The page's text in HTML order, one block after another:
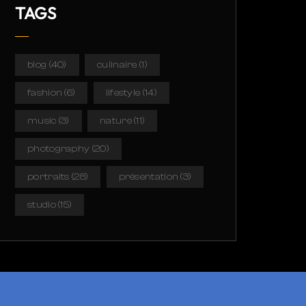
TAGS
blog (40) culinaire (1)
fashion (6) lifestyle (14)
music (3) nature(11)
photography (20)
portraits (28) présentation (3)
studio(15)